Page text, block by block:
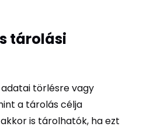
tárolási
törlésre vagy
a tárolás célja
is tárolhatók, ha ezt